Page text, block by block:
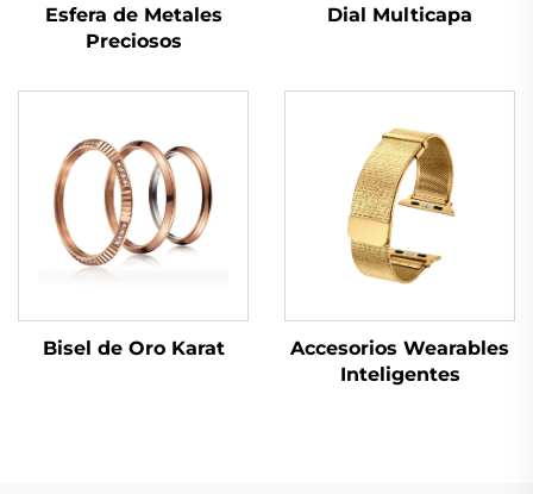
Esfera de Metales
Preciosos
Dial Multicapa
Bisel de Oro Karat
Accesorios Wearables
Inteligentes